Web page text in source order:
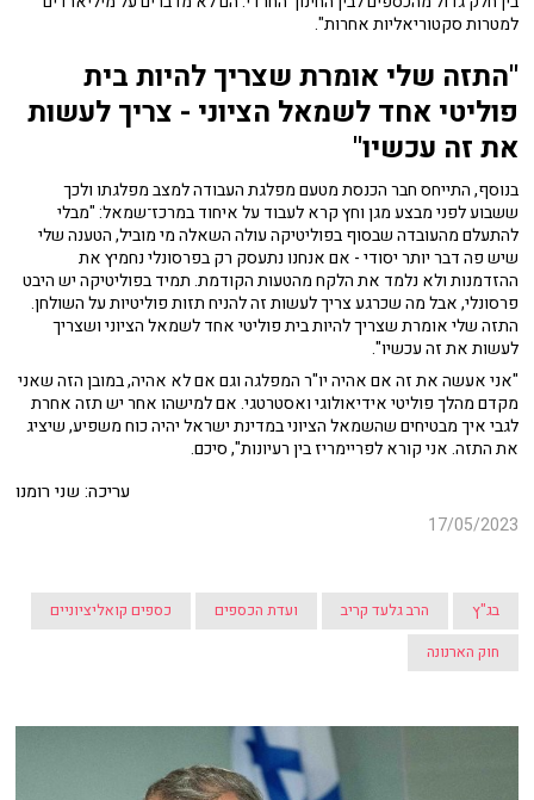
למטרות סקטוריאליות אחרות".
"התזה שלי אומרת שצריך להיות בית
פוליטי אחד לשמאל הציוני - צריך לעשות
את זה עכשיו"
בנוסף, התייחס חבר הכנסת מטעם מפלגת העבודה למצב מפלגתו ולכך
ששבוע לפני מבצע מגן וחץ קרא לעבוד על איחוד במרכז־שמאל: "מבלי
להתעלם מהעובדה שבסוף בפוליטיקה עולה השאלה מי מוביל, הטענה שלי
שיש פה דבר יותר יסודי - אם אנחנו נתעסק רק בפרסונלי נחמיץ את
ההזדמנות ולא נלמד את הלקח מהטעות הקודמת. תמיד בפוליטיקה יש היבט
פרסונלי, אבל מה שכרגע צריך לעשות זה להניח תזות פוליטיות על השולחן.
התזה שלי אומרת שצריך להיות בית פוליטי אחד לשמאל הציוני ושצריך
לעשות את זה עכשיו".
"אני אעשה את זה אם אהיה יו"ר המפלגה וגם אם לא אהיה, במובן הזה שאני
מקדם מהלך פוליטי אידיאולוגי ואסטרטגי. אם למישהו אחר יש תזה אחרת
לגבי איך מבטיחים שהשמאל הציוני במדינת ישראל יהיה כוח משפיע, שיציג
את התזה. אני קורא לפריימריז בין רעיונות", סיכם.
עריכה: שני רומנו
17/05/2023
בג"ץ הרב גלעד קריב ועדת הכספים
כספים קואליציוניים
חוק הארנונה